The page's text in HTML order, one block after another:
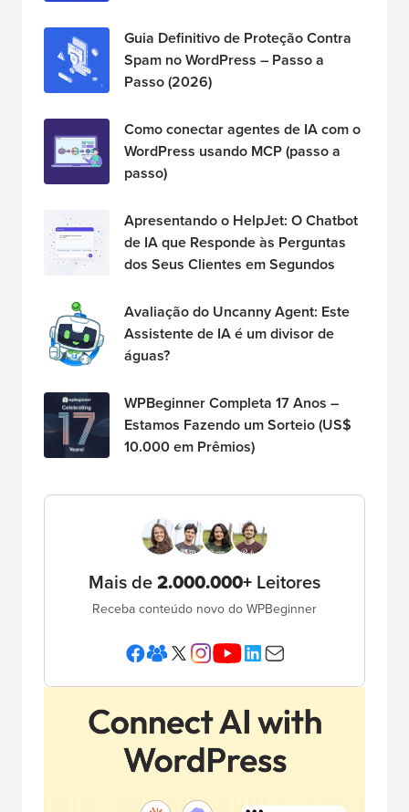
Guia Definitivo de Proteção Contra
Spam no WordPress – Passo a
Passo (2026)
Como conectar agentes de IA com o
WordPress usando MCP (passo a
passo)
Apresentando o HelpJet: O Chatbot
de IA que Responde às Perguntas
dos Seus Clientes em Segundos
Avaliação do Uncanny Agent: Este
Assistente de IA é um divisor de
águas?
WPBeginner Completa 17 Anos –
Estamos Fazendo um Sorteio (US$
10.000 em Prêmios)
Mais de2.000.000+ Leitores
Receba conteúdo novo do WPBeginner